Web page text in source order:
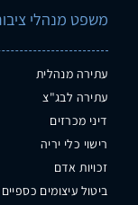
משפט מנהלי
עתירה מנהלית
עתירה לבג"צ
דיני מכרזים
רישוי כלי יריה
זכויות אדם
ביטול עיצומים כספיים